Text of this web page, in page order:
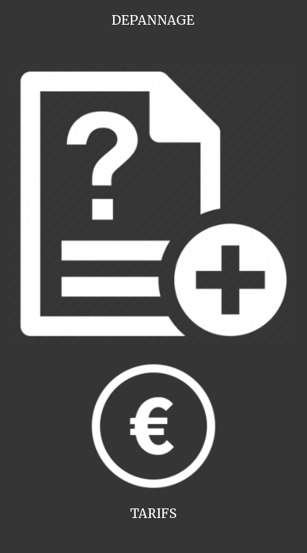
DEPANNAGE
TARIFS